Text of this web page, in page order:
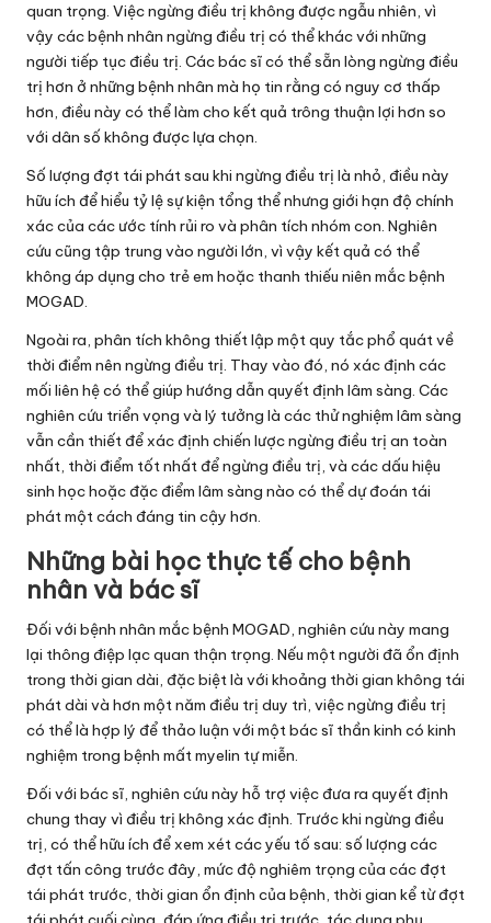
quan trọng. Việc ngừng điều trị không được ngẫu nhiên, vì
vậy các bệnh nhân ngừng điều trị có thể khác với những
người tiếp tục điều trị. Các bác sĩ có thể sẵn lòng ngừng điều
trị hơn ở những bệnh nhân mà họ tin rằng có nguy cơ thấp
hơn, điều này có thể làm cho kết quả trông thuận lợi hơn so
với dân số không được lựa chọn.
Số lượng đợt tái phát sau khi ngừng điều trị là nhỏ, điều này
hữu ích để hiểu tỷ lệ sự kiện tổng thể nhưng giới hạn độ chính
xác của các ước tính rủi ro và phân tích nhóm con. Nghiên
cứu cũng tập trung vào người lớn, vì vậy kết quả có thể
không áp dụng cho trẻ em hoặc thanh thiếu niên mắc bệnh
MOGAD.
Ngoài ra, phân tích không thiết lập một quy tắc phổ quát về
thời điểm nên ngừng điều trị. Thay vào đó, nó xác định các
mối liên hệ có thể giúp hướng dẫn quyết định lâm sàng. Các
nghiên cứu triển vọng và lý tưởng là các thử nghiệm lâm sàng
vẫn cần thiết để xác định chiến lược ngừng điều trị an toàn
nhất, thời điểm tốt nhất để ngừng điều trị, và các dấu hiệu
sinh học hoặc đặc điểm lâm sàng nào có thể dự đoán tái
phát một cách đáng tin cậy hơn.
Những bài học thực tế cho bệnh
nhân và bác sĩ
Đối với bệnh nhân mắc bệnh MOGAD, nghiên cứu này mang
lại thông điệp lạc quan thận trọng. Nếu một người đã ổn định
trong thời gian dài, đặc biệt là với khoảng thời gian không tái
phát dài và hơn một năm điều trị duy trì, việc ngừng điều trị
có thể là hợp lý để thảo luận với một bác sĩ thần kinh có kinh
nghiệm trong bệnh mất myelin tự miễn.
Đối với bác sĩ, nghiên cứu này hỗ trợ việc đưa ra quyết định
chung thay vì điều trị không xác định. Trước khi ngừng điều
trị, có thể hữu ích để xem xét các yếu tố sau: số lượng các
đợt tấn công trước đây, mức độ nghiêm trọng của các đợt
tái phát trước, thời gian ổn định của bệnh, thời gian kể từ đợt